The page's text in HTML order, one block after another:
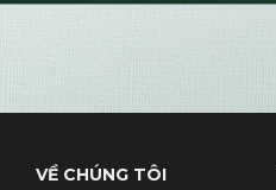
VỀ CHÚNG TÔI